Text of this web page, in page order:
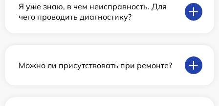
Я уже знаю, в чем неисправность. Для
чего проводить диагностику?
Можно ли присутствовать при ремонте?